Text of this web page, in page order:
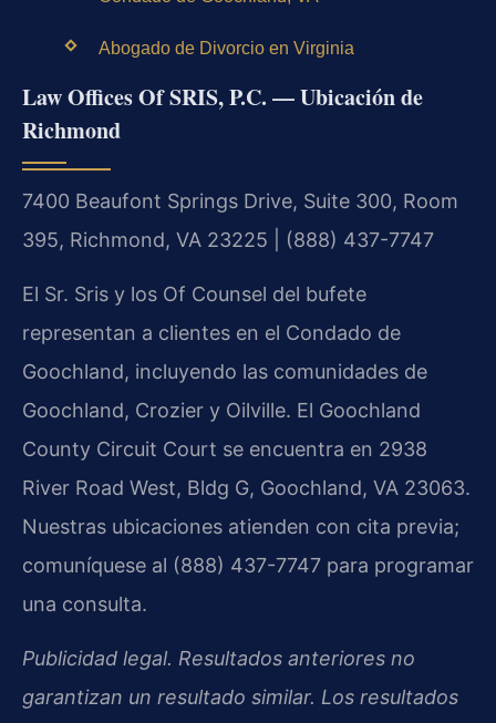
Abogado de Divorcio en Virginia
Law Offices Of SRIS, P.C. — Ubicación de
Richmond
7400 Beaufont Springs Drive, Suite 300, Room
395, Richmond, VA 23225 | (888) 437-7747
El Sr. Sris y los Of Counsel del bufete
representan a clientes en el Condado de
Goochland, incluyendo las comunidades de
Goochland, Crozier y Oilville. El Goochland
County Circuit Court se encuentra en 2938
River Road West, Bldg G, Goochland, VA 23063.
Nuestras ubicaciones atienden con cita previa;
comuníquese al (888) 437-7747 para programar
una consulta.
Publicidad legal. Resultados anteriores no
garantizan un resultado similar. Los resultados